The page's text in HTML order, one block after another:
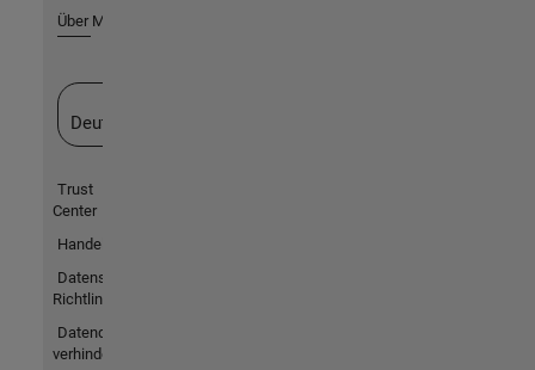
Über MathWorks
Deutschland
Trust
Center
Handelsmarken
Datenschutz-
Richtlinien
Datendiebstahl
verhindern